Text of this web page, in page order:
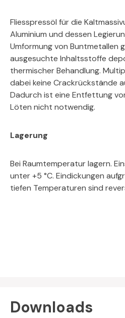
Fliesspressöl für die
Aluminium und dessen
Umformung von Buntmetallen
ausgesuchte Inhaltsstoffe
thermischer Behandlung.
dabei keine Crackrückstände
Dadurch ist eine Entfettung
Löten nicht notwendig.
Lagerung
Bei Raumtemperatur lagern.
unter +5 °C. Eindickungen
tiefen Temperaturen sind
Downloads